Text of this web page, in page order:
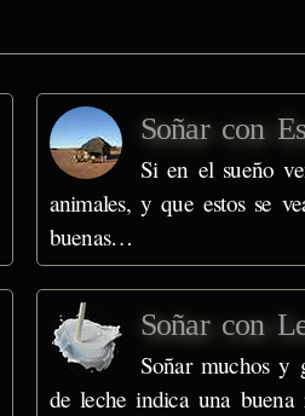
Soñar con
Si en el sueño
animales, y que estos se
buenas…
Soñar con
Soñar muchos y
de leche indica una buena